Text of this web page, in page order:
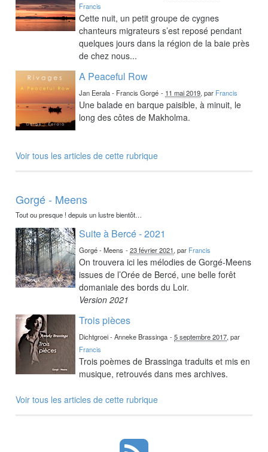
Francis
Cette nuit, un petit groupe de cygnes
chanteurs migrateurs s’est reposé pendant
quelques jours dans la région de la baie près
de chez nous...
A Peaceful Row
Jan Eerala - Francis Gorgé - 11 mai 2019, par Francis
Une balade en barque paisible, à minuit, le
long des côtes de Makholma.
Voir tous les articles de cette rubrique
Gorgé - Meens
Tout ou presque ! depuis un lustre bientôt…
Suite à Bercé - 2021
Gorgé - Meens -23 février 2021, par Francis
On trouvera ici les mélodies de Gorgé-Meens
issues de l’Orée de Bercé, une belle forêt
domaniale des bords du Loir.
Version 2021
Trois pièces
Dichtgroei - Anneke Brassinga -5 septembre 2017, par
Francis
Trois poèmes de Brassinga traduits et mis en
musique, retrouvés dans mes archives.
Voir tous les articles de cette rubrique